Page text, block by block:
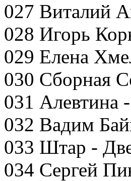
027 Виталий
028 Игорь
029 Елена
030 Сборная
031 Алевтина
032 Вадим
033 Штар -
034 Сергей